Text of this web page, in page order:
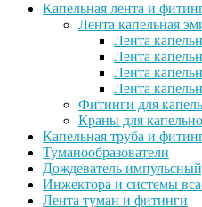
Капельная лента и
Лента капельная
Лента
Лента
Лента
Лента
Фитинги для
Краны для
Капельная труба и
Туманообразователи
Дождеватель
Инжектора и системы
Лента туман и фитинги